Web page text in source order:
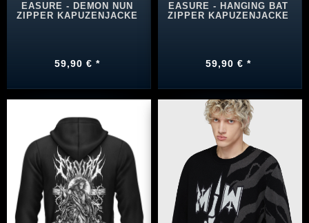
EASURE - DEMON NUN
ZIPPER KAPUZENJACKE
59,90 € *
EASURE - HANGING BAT
ZIPPER KAPUZENJACKE
59,90 € *